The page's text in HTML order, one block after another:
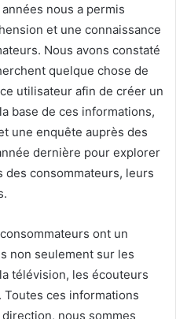
nous a permis
et une connaissance
Nous avons constaté
quelque chose de
utilisateur afin de créer un
base de ces informations,
une enquête auprès des
dernière pour explorer
des consommateurs, leurs
ont un
non seulement sur les
télévision, les écouteurs
ces informations
nous sommes